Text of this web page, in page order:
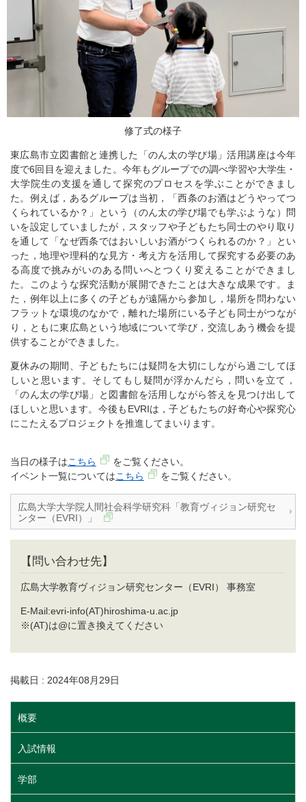
修了式の様子
東広島市立図書館と連携した「のん太の学び場」活用講座は今年
度で6回目を迎えました。今年もグループでの調べ学習や大学生・
大学院生の支援を通して探究のプロセスを学ぶことができまし
た。例えば，あるグループは当初，「西条のお酒はどうやってつ
くられているか？」という（のん太の学び場でも学ぶような）問
いを設定していましたが，スタッフや子どもたち同士のやり取り
を通して「なぜ西条ではおいしいお酒がつくられるのか？」とい
った，地理や理科的な見方・考え方を活用して探究する必要のあ
る高度で挑みがいのある問いへとつくり変えることができまし
た。このような探究活動が展開できたことは大きな成果です。ま
た，例年以上に多くの子どもが遠隔から参加し，場所を問わない
フラットな環境のなかで，離れた場所にいる子ども同士がつなが
り，ともに東広島という地域について学び，交流しあう機会を提
供することができました。
夏休みの期間、子どもたちには疑問を大切にしながら過ごしてほ
しいと思います。そしてもし疑問が浮かんだら，問いを立て，
「のん太の学び場」と図書館を活用しながら答えを見つけ出して
ほしいと思います。今後もEVRIは，子どもたちの好奇心や探究心
にこたえるプロジェクトを推進してまいります。
当日の様子はこちら
をご覧ください。
イベント一覧についてはこちら をご覧ください。
広島大学大学院人間社会科学研究科「教育ヴィジョン研究セ
ンター（EVRI）」
【問い合わせ先】
広島大学教育ヴィジョン研究センター（EVRI） 事務室
E-Mail:evri-info(AT)hiroshima-u.ac.jp
​※(AT)は@に置き換えてください
掲載日 : 2024年08月29日
概要
入試情報
学部